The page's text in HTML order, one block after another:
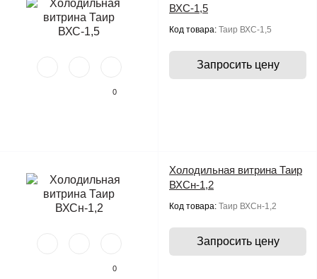
0
ВХС-1,5
Код товара: Таир ВХС-1,5
Запросить цену
0
Холодильная витрина Таир
ВХСн-1,2
Код товара: Таир ВХСн-1,2
Запросить цену